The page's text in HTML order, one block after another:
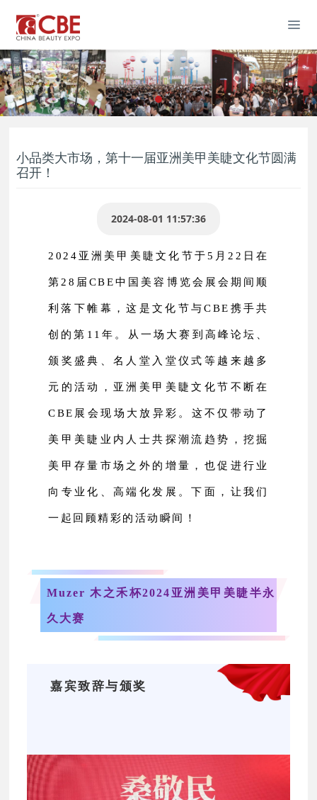
小品类大市场，第十一届亚洲美甲美睫文化节圆满
召开！
2024-08-01 11:57:36
2024亚洲美甲美睫文化节于5月22日在
第28届CBE中国美容博览会展会期间顺
利落下帷幕，这是文化节与CBE携手共
创的第11年。从一场大赛到高峰论坛、
颁奖盛典、名人堂入堂仪式等越来越多
元的活动，亚洲美甲美睫文化节不断在
CBE展会现场大放异彩。这不仅带动了
美甲美睫业内人士共探潮流趋势，挖掘
美甲存量市场之外的增量，也促进行业
向专业化、高端化发展。下面，让我们
一起回顾精彩的活动瞬间！
Muzer 木之禾杯2024亚洲美甲美睫半永
久大赛
嘉宾致辞与颁奖